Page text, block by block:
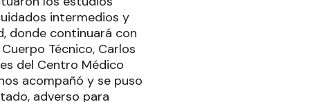
intermedios y
donde continuará con
Técnico, Carlos
del Centro Médico
acompañó y se puso
adverso para